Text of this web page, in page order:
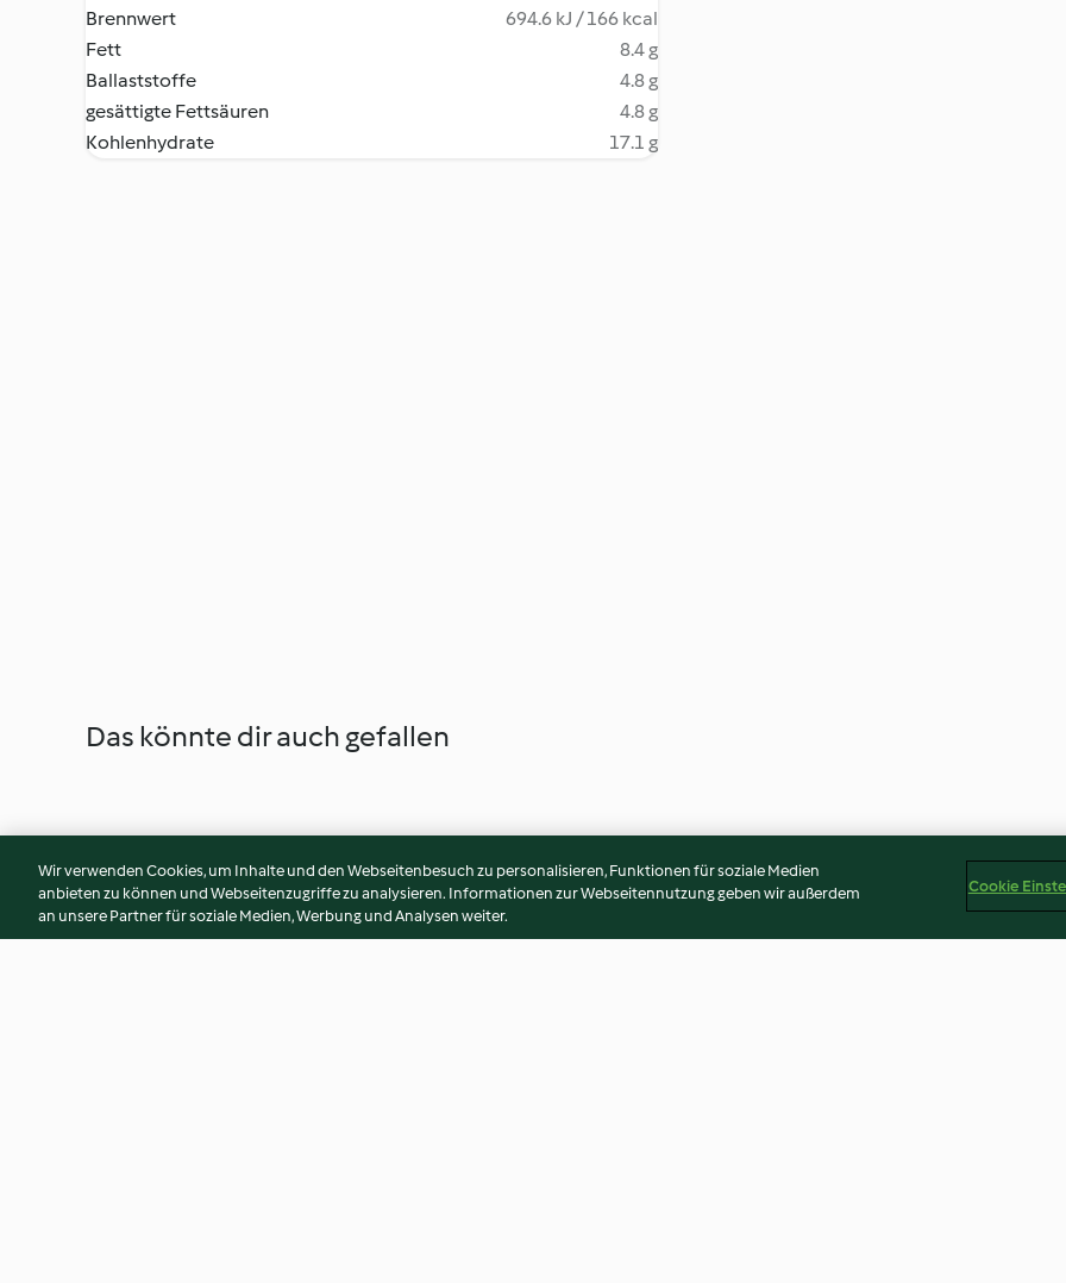
Brennwert
694.6 kJ / 166 kcal
Fett
8.4 g
Ballaststoffe
4.8 g
gesättigte Fettsäuren
4.8 g
Kohlenhydrate
17.1 g
Das könnte dir auch gefallen
Wir verwenden Cookies, um Inhalte und den Webseitenbesuch zu personalisieren, Funktionen für soziale Medien
anbieten zu können und Webseitenzugriffe zu analysieren. Informationen zur Webseitennutzung geben wir außerdem
an unsere Partner für soziale Medien, Werbung und Analysen weiter.
Cookie